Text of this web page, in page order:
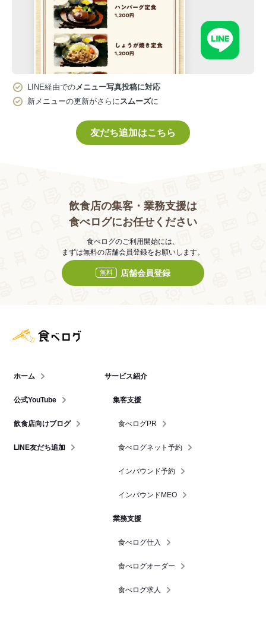
LINE経由でのメニュー写真投稿に対応
新メニューの更新がさらにスムーズに
友だち追加はこちら
飲食店の集客・業務支援は
食べログにお任せください
食べログのご利用開始には、
まずは無料の店舗会員登録をお願いします。
無料 店舗会員登録
ホーム
公式YouTube
飲食店向けブログ
LINE友だち追加
サービス紹介
集客支援
食べログPR
食べログネット予約
インバウンド予約
インバウンドMEO
業務支援
食べログ仕入
食べログオーダー
食べログ求人